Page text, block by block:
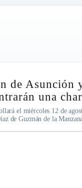
"Cosa
de la
reflexión sobre la amistad,
que pueden cambiar el